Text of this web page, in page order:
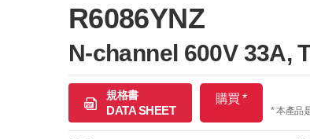
R6086YNZ
N-channel 600V 33A,
規格書
DATA SHEET
購買 *
* 本產品